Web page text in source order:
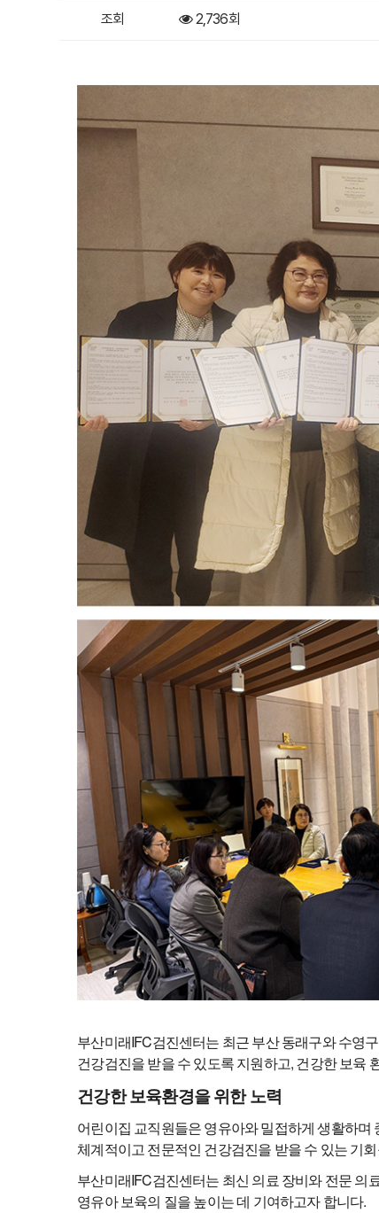
조회 2,736회
부산미래IFC검진센터는 최근 부산 동래구와 수영
건강검진을 받을 수 있도록 지원하고, 건강한 보육
건강한 보육환경을 위한 노력
어린이집 교직원들은 영유아와 밀접하게 생활하
체계적이고 전문적인 건강검진을 받을 수 있는 기
부산미래IFC검진센터는 최신 의료 장비와 전문 의
영유아 보육의 질을 높이는 데 기여하고자 합니다.